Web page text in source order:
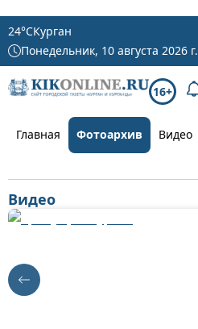
24°CКурган
Понедельник, 10 августа 2026 г.
16+
Главная Фотоархив Видео
Видео